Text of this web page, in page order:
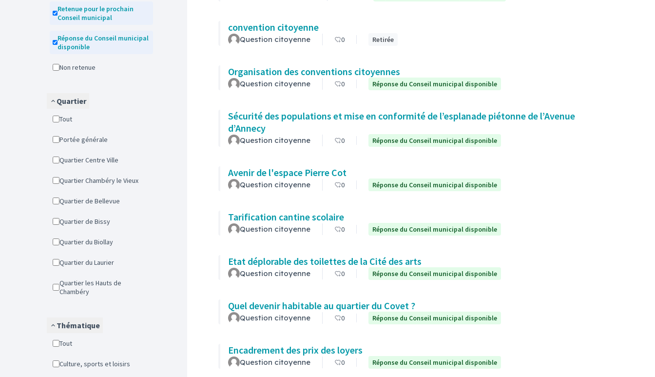
Retenue pour le prochain
Conseil municipal
Réponse du Conseil municipal
disponible
Non retenue
Quartier
Tout
Portée générale
Quartier Centre Ville
Quartier Chambéry le Vieux
Quartier de Bellevue
Quartier de Bissy
Quartier du Biollay
Quartier du Laurier
Quartier les Hauts de
Chambéry
Thématique
Tout
Culture, sports et loisirs
convention citoyenne
Question citoyenne 0 Retirée
Organisation des conventions citoyennes
Question citoyenne 0 Réponse du Conseil municipal disponible
Sécurité des populations et mise en conformité de l’esplanade piétonne de l’Avenue
d’Annecy
Question citoyenne 0 Réponse du Conseil municipal disponible
Avenir de l'espace Pierre Cot
Question citoyenne 0 Réponse du Conseil municipal disponible
Tarification cantine scolaire
Question citoyenne 0 Réponse du Conseil municipal disponible
Etat déplorable des toilettes de la Cité des arts
Question citoyenne 0 Réponse du Conseil municipal disponible
Quel devenir habitable au quartier du Covet ?
Question citoyenne 0 Réponse du Conseil municipal disponible
Encadrement des prix des loyers
Question citoyenne 0 Réponse du Conseil municipal disponible